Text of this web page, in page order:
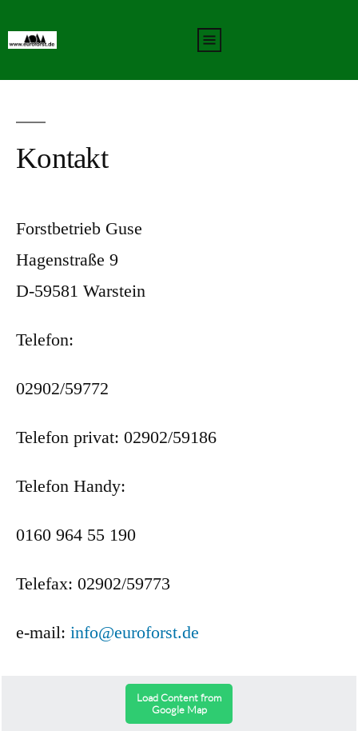
Kontakt
Kontakt
Forstbetrieb Guse
Hagenstraße 9
D-59581 Warstein
Telefon:
02902/59772
Telefon privat: 02902/59186
Telefon Handy:
0160 964 55 190
Telefax: 02902/59773
e-mail: info@euroforst.de
Load Content from
Google Map